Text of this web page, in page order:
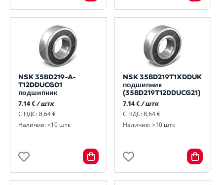
NSK 35BD219-A-
T12DDUCG01
подшипник
7.14 €/ штк
С НДС: 8,64 €
Наличие: <10 штк
NSK 35BD219T1XDDUK
подшипник
(35BD219T12DDUCG21)
7.14 € / штк
С НДС: 8,64 €
Наличие: >10 штк